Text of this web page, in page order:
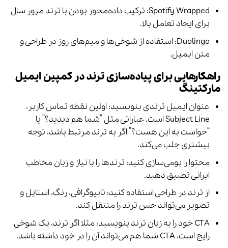
Spotify Wrapped: ترکیب داده‌محور بودن با ترند مرور سال
برای ایجاد تعامل بالا.
Duolingo: استفاده از شوخی‌ها و میم‌های روز در طراحی و
متن ایمیل.
راهکارهایی برای پیاده‌سازی ترند در کمپین ایمیل
مارکتینگ
عنوان ایمیل ترندی بنویسید: اولین نقطه تماس کاربر،
Subject Line است. عباراتی مثل “شما هم دیدید؟” یا
“حواست به این هست؟” اگر به ترند مرتبط باشد، توجه
بیشتری جلب می‌کند.
محتوا را بومی‌سازی کنید: ترندها را با نیاز و زبان مخاطب
ایرانی تطبیق دهید.
از ترند در طراحی استفاده کنید: تایپوگرافی، رنگ، استایل و
تصویر می‌تواند حس ترند را منتقل کند.
CTA خود را به زبان ترند بنویسید: مثلا اگر ترند، یک شوخی
رایج است، CTA شما هم می‌تواند آن را در خود داشته باشد.